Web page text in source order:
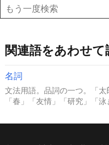
関連語をあわせて
名詞
文法用語。品詞の一つ。「太
「春」「友情」「研究」「